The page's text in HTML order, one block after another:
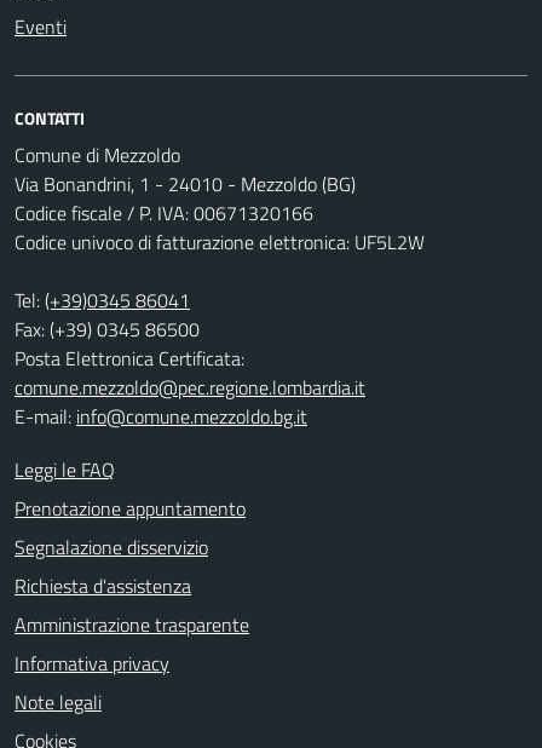
Eventi
CONTATTI
Comune di Mezzoldo
Via Bonandrini, 1 - 24010 - Mezzoldo (BG)
Codice fiscale / P. IVA: 00671320166
Codice univoco di fatturazione elettronica: UF5L2W
Tel:(+39)0345 86041
Fax: (+39) 0345 86500
Posta Elettronica Certificata:
comune.mezzoldo@pec.regione.lombardia.it
E-mail: info@comune.mezzoldo.bg.it
Leggi le FAQ
Prenotazione appuntamento
Segnalazione disservizio
Richiesta d'assistenza
Amministrazione trasparente
Informativa privacy
Note legali
Cookies